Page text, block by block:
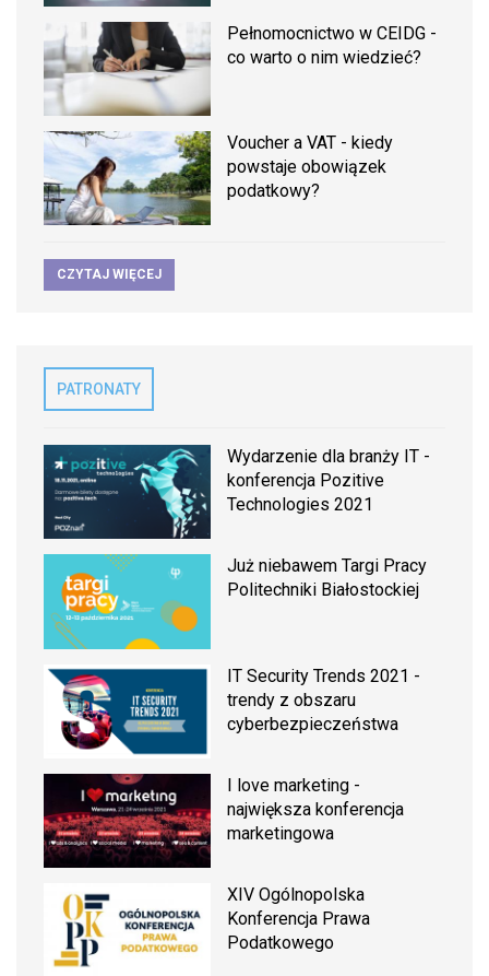
Pełnomocnictwo w CEIDG -
co warto o nim wiedzieć?
Voucher a VAT - kiedy
powstaje obowiązek
podatkowy?
CZYTAJ WIĘCEJ
PATRONATY
Wydarzenie dla branży IT -
konferencja Pozitive
Technologies 2021
Już niebawem Targi Pracy
Politechniki Białostockiej
IT Security Trends 2021 -
trendy z obszaru
cyberbezpieczeństwa
I love marketing -
największa konferencja
marketingowa
XIV Ogólnopolska
Konferencja Prawa
Podatkowego